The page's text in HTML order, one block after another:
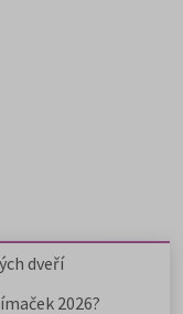
dveří
2026?